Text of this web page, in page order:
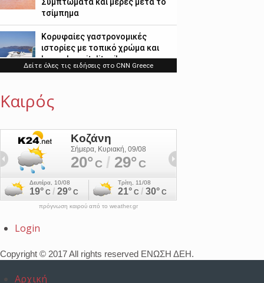
Καιρός
πρόγνωση καιρού από το weather.gr
Login
Copyright © 2017 All rights reserved ΕΝΩΣΗ ΔΕΗ.
Αρχική